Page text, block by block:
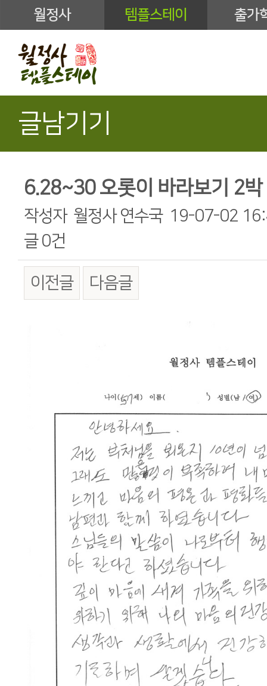
월정사 템플스테이 출가
글남기기
6.28~30 오롯이 바라보기 2
작성자 월정사 연수국 19-07-02
글 0건
이전글 다음글